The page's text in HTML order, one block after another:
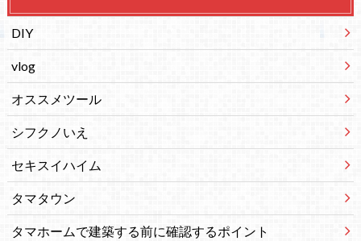
DIY
vlog
オススメツール
シフクノいえ
セキスイハイム
タマタウン
タマホームで建築する前に確認するポイント